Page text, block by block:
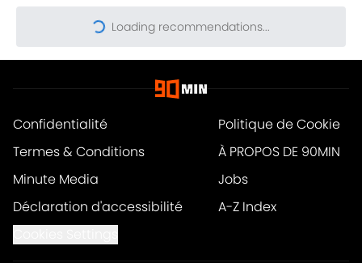
Loading recommendations...
Please wait while we load
Confidentialité
Politique de Cookie
Termes & Conditions
À PROPOS DE 90MIN
Minute Media
Jobs
Déclaration d'accessibilité
A-Z Index